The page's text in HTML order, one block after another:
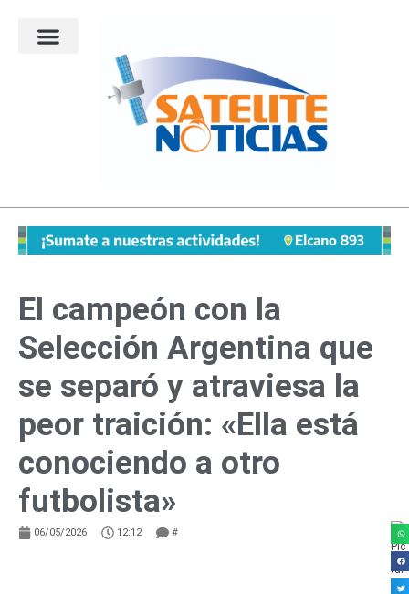
El campeón con la
Selección Argentina que
se separó y atraviesa la
peor traición: «Ella está
conociendo a otro
futbolista»
06/05/2026 12:12 #